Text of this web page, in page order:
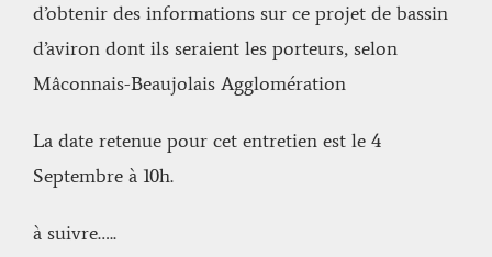
d’obtenir des informations sur ce projet de bassin
d’aviron dont ils seraient les porteurs, selon
Mâconnais-Beaujolais Agglomération
La date retenue pour cet entretien est le 4
Septembre à 10h.
à suivre…..